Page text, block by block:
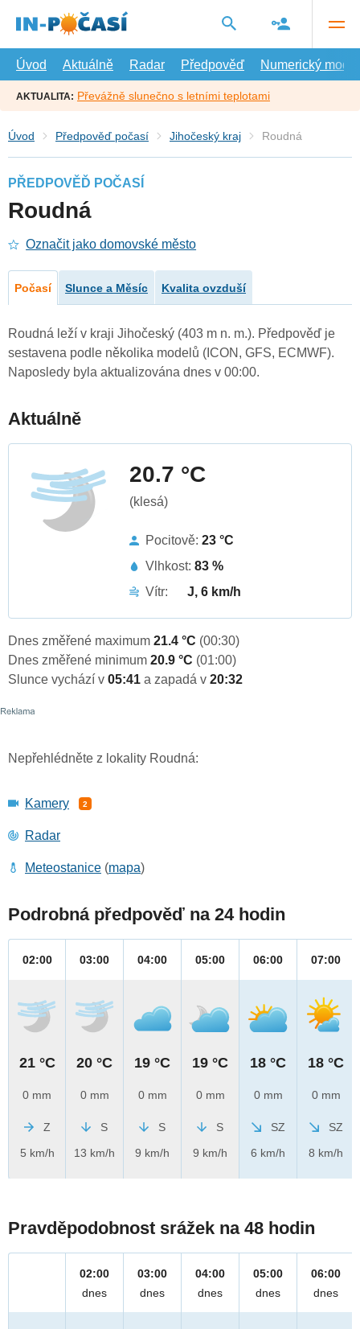
hlavní
Úvod
Aktuálně Radar Předpověď Numerický model
AKTUALITA: Převážně slunečno s letními teplotami
Úvod Předpověď počasí Jihočeský kraj Roudná
PŘEDPOVĚĎ POČASÍ
Roudná
Označit jako domovské město
Počasí Slunce a Měsíc Kvalita ovzduší
Roudná leží v kraji Jihočeský (403 m n. m.). Předpověď je
sestavena podle několika modelů (ICON, GFS, ECMWF).
Naposledy byla aktualizována dnes v 00:00.
Aktuálně
20.7 °C
(klesá)
Pocitově: 23 °C
Vlhkost: 83 %
Vítr:
J, 6 km/h
Dnes změřené maximum 21.4 °C (00:30)
Dnes změřené minimum 20.9 °C (01:00)
Slunce vychází v 05:41 a zapadá v 20:32
Nepřehlédněte z lokality Roudná:
Kamery 2
Radar
Meteostanice (mapa)
Podrobná předpověď na 24 hodin
02:00
21 °C
0 mm
Z
5 km/h
03:00
20 °C
0 mm
S
13 km/h
04:00
19 °C
0 mm
S
9 km/h
05:00
19 °C
0 mm
S
9 km/h
06:00
18 °C
0 mm
SZ
6 km/h
07:00
18 °C
0 mm
SZ
8 km/h
Pravděpodobnost srážek na 48 hodin
02:00
dnes
03:00
dnes
04:00
dnes
05:00
dnes
06:00
dnes